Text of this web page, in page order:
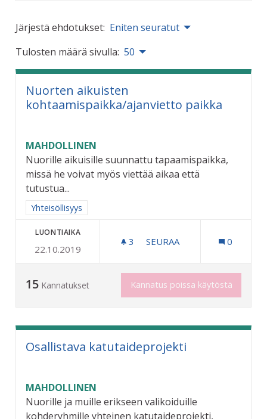
Järjestä ehdotukset: Eniten seuratut
Tulosten määrä sivulla: 50
Nuorten aikuisten
kohtaamispaikka/ajanvietto paikka
MAHDOLLINEN
Nuorille aikuisille suunnattu tapaamispaikka,
missä he voivat myös viettää aikaa että
tutustua...
Rajaa tulokset aihepiirin mukaan: Yhteisöllisyys
Yhteisöllisyys
LUONTIAIKA
22.10.2019
3 3 SEURAAJAA
SEURAA 0
15 Kannatukset Kannatus poissa käytöstä
Osallistava katutaideprojekti
MAHDOLLINEN
Nuorille ja muille erikseen valikoiduille
kohderyhmille yhteinen katutaideprojekti,